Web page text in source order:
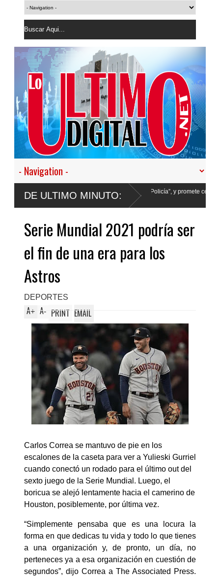
DE ULTIMO MINUTO:
en nuestro empeño de transformar la Policía”, y promete cero impunidad ante
Serie Mundial 2021 podría ser
el fin de una era para los
Astros
DEPORTES
A+ A- PRINT EMAIL
Carlos Correa se mantuvo de pie en los
escalones de la caseta para ver a Yulieski Gurriel
cuando conectó un rodado para el último out del
sexto juego de la Serie Mundial. Luego, el
boricua se alejó lentamente hacia el camerino de
Houston, posiblemente, por última vez.
“Simplemente pensaba que es una locura la
forma en que dedicas tu vida y todo lo que tienes
a una organización y, de pronto, un día, no
perteneces ya a esa organización en cuestión de
segundos”, dijo Correa a The Associated Press.